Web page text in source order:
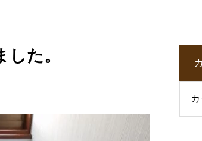
た。